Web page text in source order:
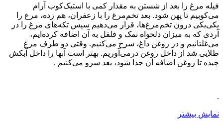
فیله ‌مرغ را بعد از شستن به مقدار کمی با استیک‌کوب آرام
می‌کوبیم تا پهن شود. بعد تخم‌مرغ را با زعفران، هم زده، مرغ را
یکی‌یکی درون تخم‌مرغ‌ها، قرار می‌دهیم سپس تکه‌های مرغ را در
آردی که به میزان دلخواه نمک و فلفل به آن اضافه کرده‌ایم،
می‌غلتانیم و در روغن داغ، سرخ می‌کنیم. وقتی دو طرف مرغ
طلایی شد از داخل روغن درمی‌آوریم. بهتر است آنها را داخل آبکش
چیده تا روغن اضافه آن جدا شود، بعد سرو می‌کنیم .
.
نمایش بیشتر